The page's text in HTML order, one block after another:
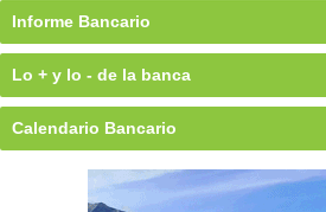
Informe Bancario
Lo + y lo - de la banca
Calendario Bancario